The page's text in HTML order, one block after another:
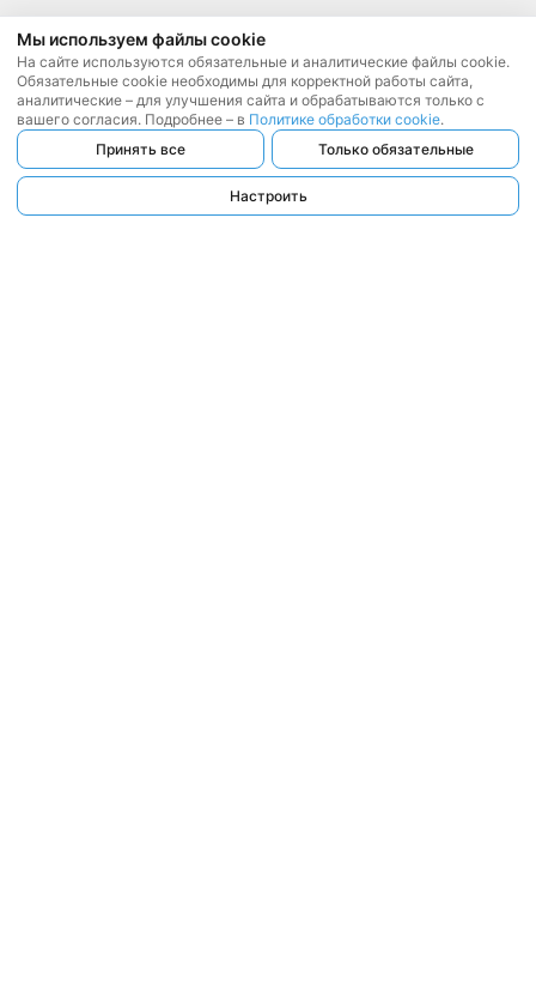
Мы используем файлы cookie
На сайте используются обязательные и аналитические файлы cookie.
Обязательные cookie необходимы для корректной работы сайта,
аналитические – для улучшения сайта и обрабатываются только с
вашего согласия. Подробнее – в Политике обработки cookie.
Принять все
Только обязательные
Настроить